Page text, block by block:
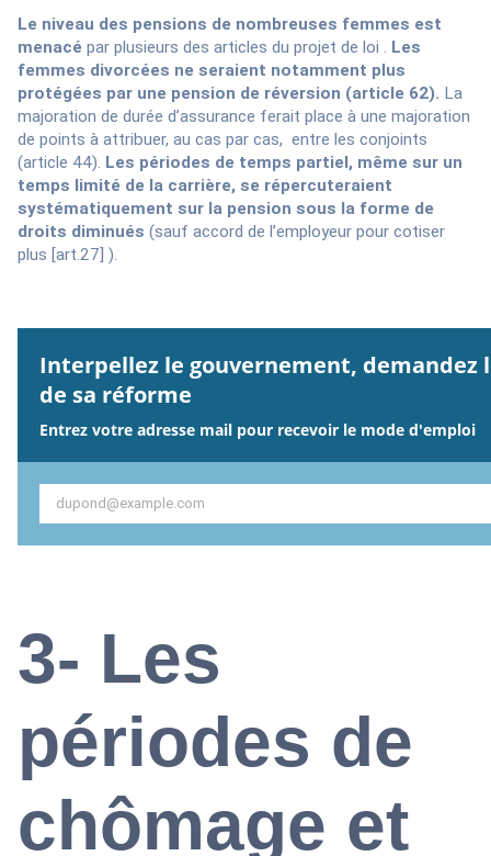
Le niveau des pensions de nombreuses femmes est
menacé par plusieurs des articles du projet de loi . Les
femmes divorcées ne seraient notamment plus
protégées par une pension de réversion (article 62). La
majoration de durée d’assurance ferait place à une majoration
de points à attribuer, au cas par cas, entre les conjoints
(article 44). Les périodes de temps partiel, même sur un
temps limité de la carrière, se répercuteraient
systématiquement sur la pension sous la forme de
droits diminués (sauf accord de l’employeur pour cotiser
plus [art.27] ).
Interpellez le gouvernement, demandez
de sa réforme
Entrez votre adresse mail pour recevoir le mode d'emploi
dupond@example.com
3- Les
périodes de
chômage et